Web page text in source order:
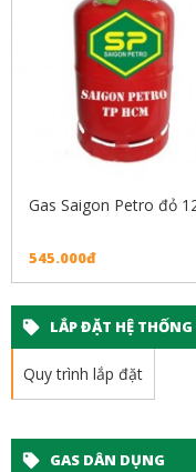
Gas Saigon Petro đỏ
545.000đ
LẮP ĐẶT HỆ
Quy trình lắp đặt
GAS DÂN DỤNG